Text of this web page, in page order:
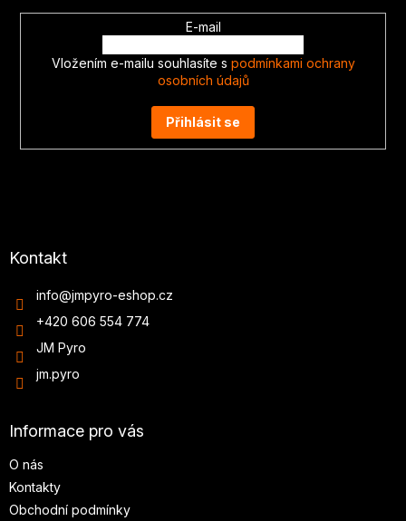
E-mail
Vložením e-mailu souhlasíte s podmínkami ochrany
osobních údajů
Přihlásit se
Kontakt
info@jmpyro-eshop.cz
+420 606 554 774
JM Pyro
jm.pyro
Informace pro vás
O nás
Kontakty
Obchodní podmínky